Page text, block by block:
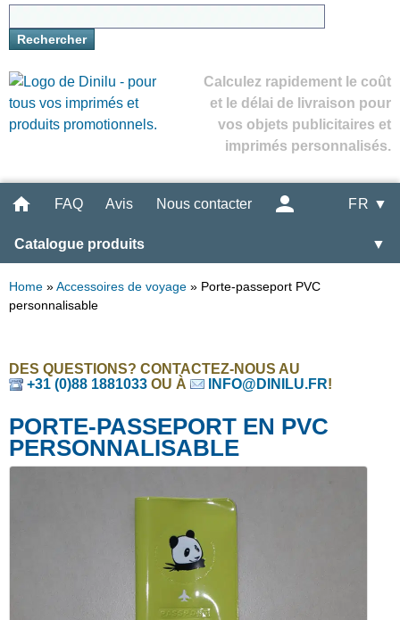
Calculez rapidement le coût
et le délai de livraison pour
vos objets publicitaires et
imprimés personnalisés.
FAQ Avis Nous contacter FR ▼
Catalogue produits ▼
Home »Accessoires de voyage » Porte-passeport PVC
personnalisable
DES QUESTIONS? CONTACTEZ-NOUS AU
+31 (0)88 1881033 OU À INFO@DINILU.FR!
PORTE-PASSEPORT EN PVC
PERSONNALISABLE